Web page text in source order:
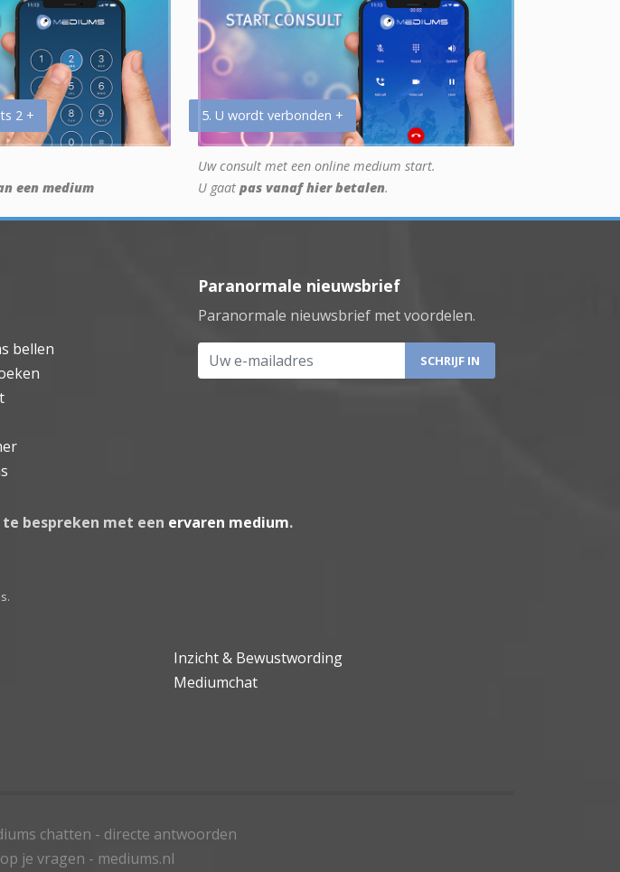
2 +
een medium
5. U wordt verbonden +
Uw consult met een online medium start.
U gaat pas vanaf hier betalen.
bellen
Paranormale nieuwsbrief
Paranormale nieuwsbrief met voordelen.
Uw e-mailadres
bespreken met een ervaren medium.
Inzicht & Bewustwording
Mediumchat
chatten - directe antwoorden
je vragen - mediums.nl